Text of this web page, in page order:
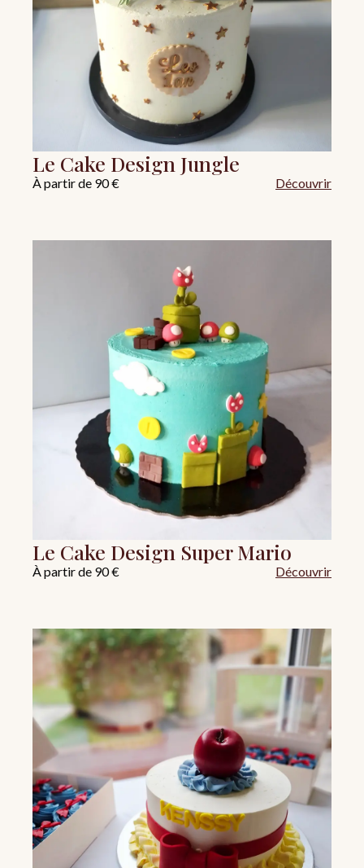
Le Cake Design Jungle
À partir de 90 € Découvrir
Le Cake Design Super Mario
À partir de 90 € Découvrir